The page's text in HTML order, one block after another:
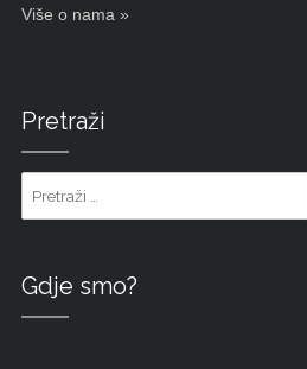
Više o nama »
Pretraži
Gdje smo?